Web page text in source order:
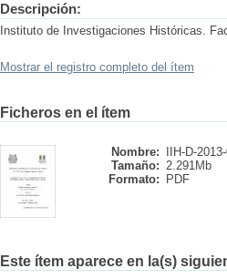
Descripción:
Instituto de Investigaciones Históricas.
Mostrar el registro completo del ítem
Ficheros en el ítem
Nombre:
IIH-D-
Tamaño: 2.291Mb
Formato:
PDF
Este ítem aparece en la(s)